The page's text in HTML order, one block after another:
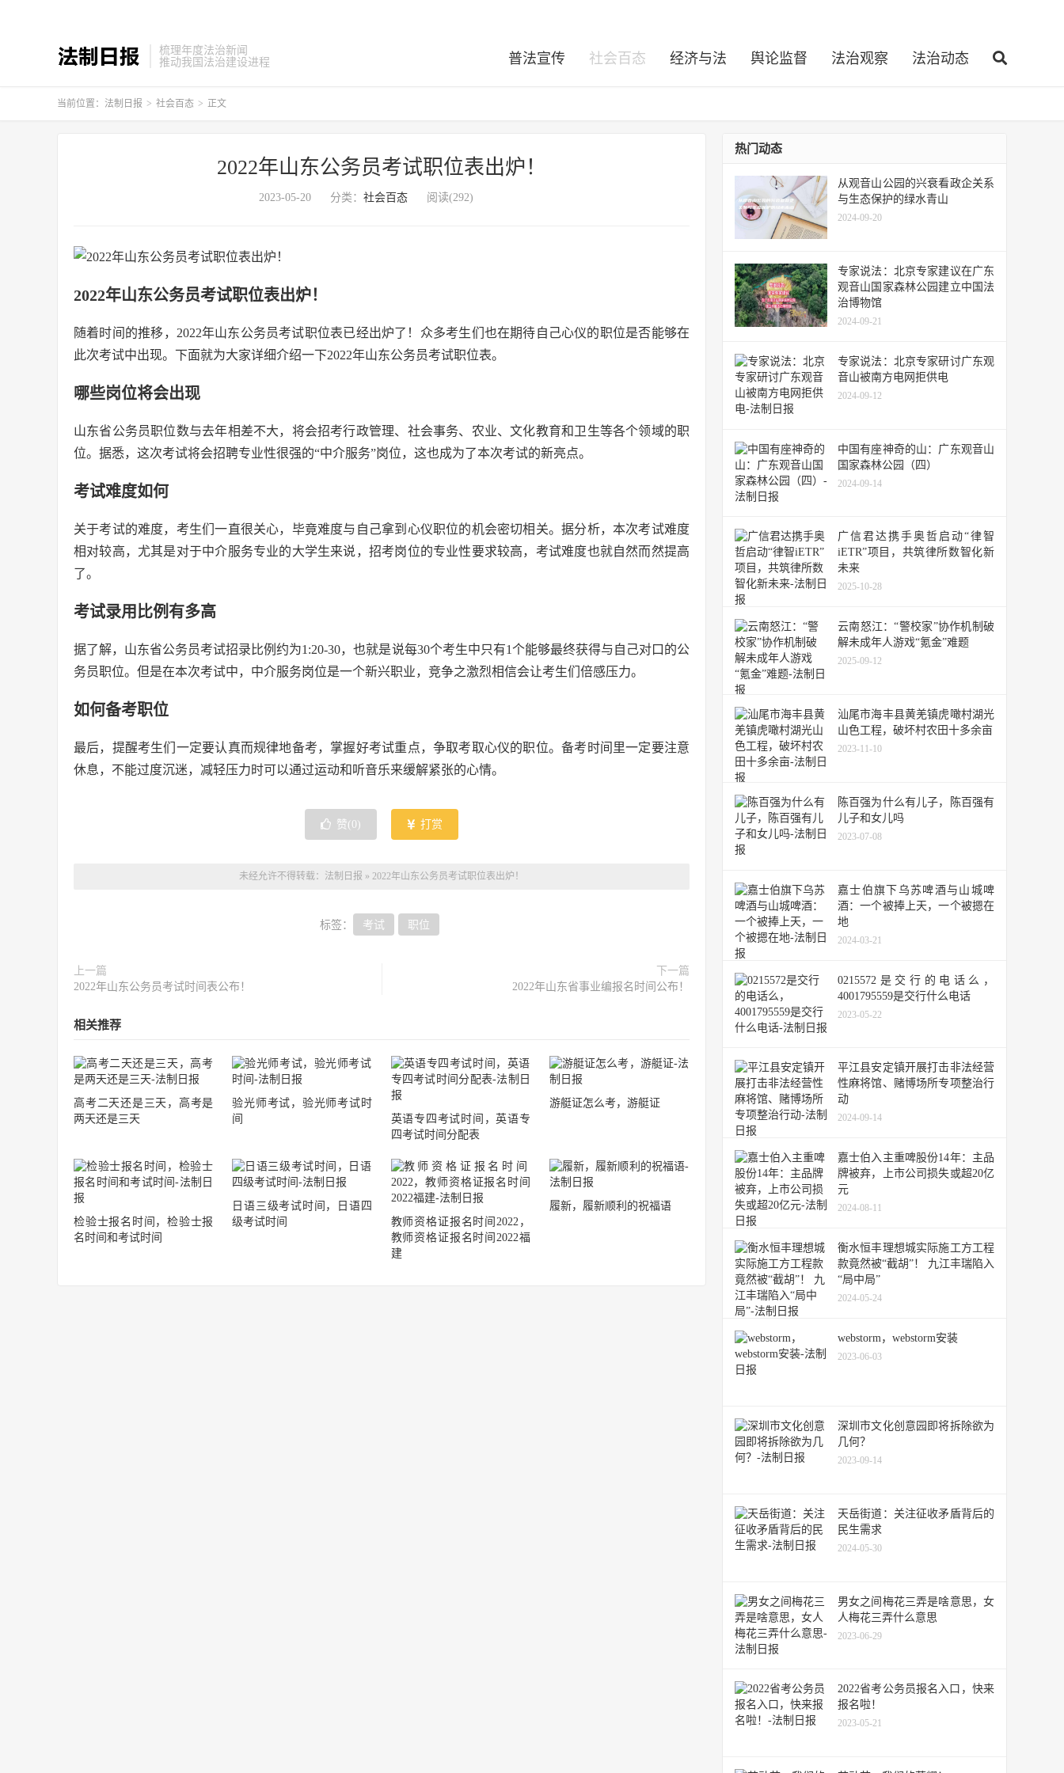
梳理年度法治新闻
推动我国法治建设进程
普法宣传 社会百态 经济与法 舆论监督 法治观察 法治动态
当前位置： 法制日报 > 社会百态 > 正文
2022年山东公务员考试职位表出炉！
2023-05-20 分类： 社会百态 阅读(292)
2022年山东公务员考试职位表出炉！
随着时间的推移，2022年山东公务员考试职位表已经出炉了！众多考生们也在期待自己心仪的职位是否能够在
此次考试中出现。下面就为大家详细介绍一下2022年山东公务员考试职位表。
哪些岗位将会出现
山东省公务员职位数与去年相差不大，将会招考行政管理、社会事务、农业、文化教育和卫生等各个领域的职
位。据悉，这次考试将会招聘专业性很强的“中介服务”岗位，这也成为了本次考试的新亮点。
考试难度如何
关于考试的难度，考生们一直很关心，毕竟难度与自己拿到心仪职位的机会密切相关。据分析，本次考试难度
相对较高，尤其是对于中介服务专业的大学生来说，招考岗位的专业性要求较高，考试难度也就自然而然提高
了。
考试录用比例有多高
据了解，山东省公务员考试招录比例约为1:20-30，也就是说每30个考生中只有1个能够最终获得与自己对口的公
务员职位。但是在本次考试中，中介服务岗位是一个新兴职业，竞争之激烈相信会让考生们倍感压力。
如何备考职位
最后，提醒考生们一定要认真而规律地备考，掌握好考试重点，争取考取心仪的职位。备考时间里一定要注意
休息，不能过度沉迷，减轻压力时可以通过运动和听音乐来缓解紧张的心情。
赞( 0 ) 打赏
未经允许不得转载： 法制日报 » 2022年山东公务员考试职位表出炉！
标签： 考试 职位
上一篇
2022年山东公务员考试时间表公布！
下一篇
2022年山东省事业编报名时间公布！
相关推荐
高考二天还是三天，高考是
两天还是三天
验光师考试，验光师考试时
间
英语专四考试时间，英语专
四考试时间分配表
游艇证怎么考，游艇证
检验士报名时间，检验士报
名时间和考试时间
日语三级考试时间，日语四
级考试时间
教师资格证报名时间2022，
教师资格证报名时间2022福
建
履新，履新顺利的祝福语
热门动态
从观音山公园的兴衰看政企关系
与生态保护的绿水青山
2024-09-20
专家说法：北京专家建议在广东
观音山国家森林公园建立中国法
治博物馆
2024-09-21
专家说法：北京专家研讨广东观
音山被南方电网拒供电
2024-09-12
中国有座神奇的山：广东观音山
国家森林公园（四）
2024-09-14
广信君达携手奥哲启动“律智
iETR”项目，共筑律所数智化新
未来
2025-10-28
云南怒江：“警校家”协作机制破
解未成年人游戏“氪金”难题
2025-09-12
汕尾市海丰县黄羌镇虎噉村湖光
山色工程，破坏村农田十多余亩
2023-11-10
陈百强为什么有儿子，陈百强有
儿子和女儿吗
2023-07-08
嘉士伯旗下乌苏啤酒与山城啤
酒：一个被捧上天，一个被摁在
地
2024-03-21
0215572是交行的电话么，
4001795559是交行什么电话
2023-05-22
平江县安定镇开展打击非法经营
性麻将馆、赌博场所专项整治行
动
2024-09-14
嘉士伯入主重啤股份14年：主品
牌被弃，上市公司损失或超20亿
元
2024-08-11
衡水恒丰理想城实际施工方工程
款竟然被“截胡”！ 九江丰瑞陷入
“局中局”
2024-05-24
webstorm，webstorm安装
2023-06-03
深圳市文化创意园即将拆除欲为
几何？
2023-09-14
天岳街道：关注征收矛盾背后的
民生需求
2024-05-30
男女之间梅花三弄是啥意思，女
人梅花三弄什么意思
2023-06-29
2022省考公务员报名入口，快来
报名啦！
2023-05-21